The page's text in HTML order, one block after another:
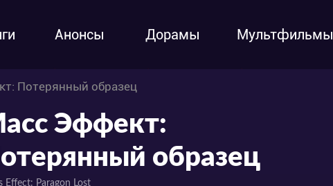
Анонсы Дорамы Мультфильмы
Потерянный образец
Эффект:
образец
Effect: Paragon Lost